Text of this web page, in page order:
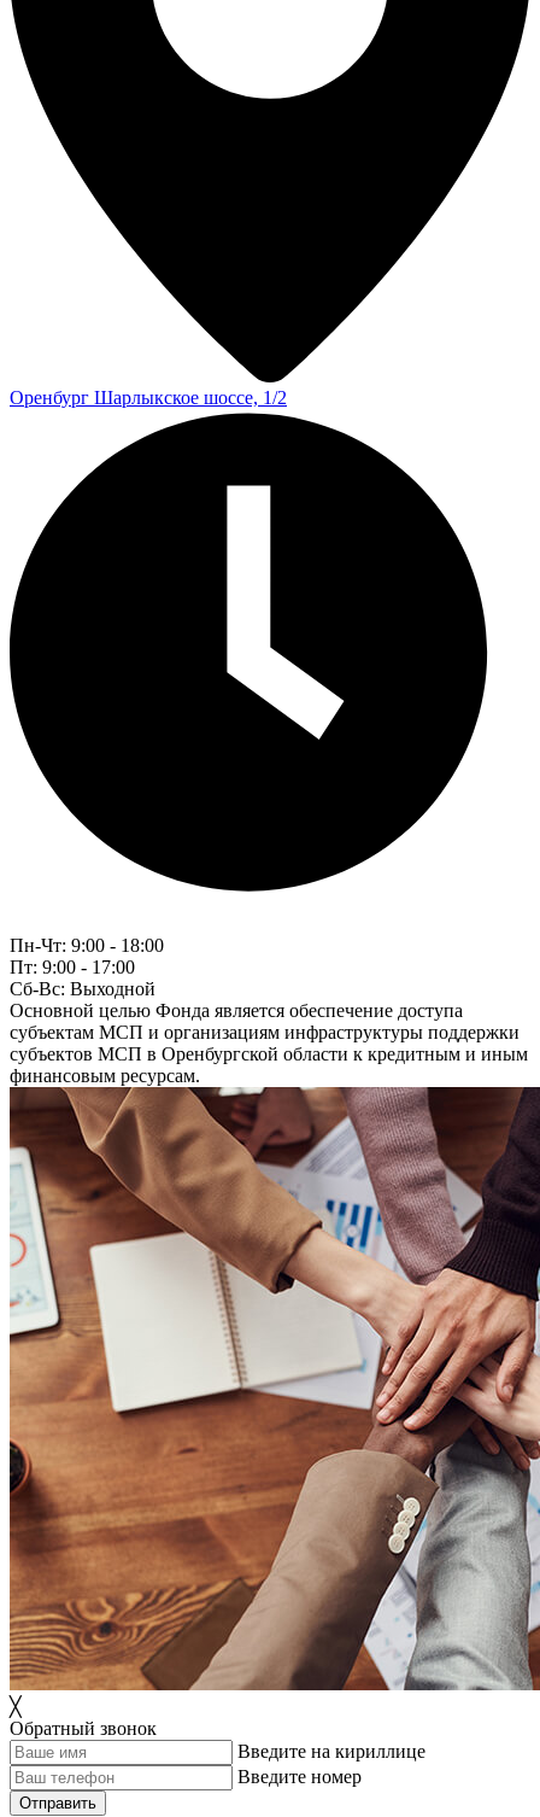
Оренбург Шарлыкское шоссе, 1/2
Пн-Чт: 9:00 - 18:00
Пт: 9:00 - 17:00
Сб-Вс: Выходной
Основной целью Фонда является обеспечение доступа
субъектам МСП и организациям инфраструктуры поддержки
субъектов МСП в Оренбургской области к кредитным и иным
финансовым ресурсам.
╳
Обратный звонок
Введите на кириллице
Введите номер
Отправить